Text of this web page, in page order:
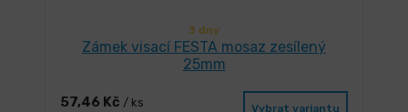
3 dny
Zámek visací FESTA mosaz zesílený
25mm
57,46 Kč / ks Vybrat variantu